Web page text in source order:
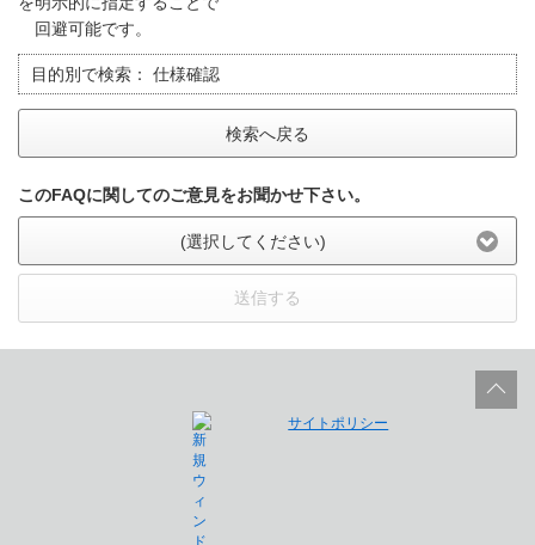
回避可能です。
目的別で検索： 仕様確認
検索へ戻る
このFAQに関してのご意見をお聞かせ下さい。
(選択してください)
送信する
サイトポリシー